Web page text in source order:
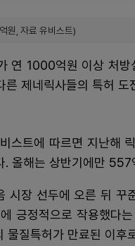
원, 자료 유비스트)
연 1000억원 이상 처
른 제네릭사들의 특허
스트에 따르면 지난해
올해는 상반기에만 557
시장 선두에 오른 뒤 꾸
긍정적으로 작용했다
물질특허가 만료된 이후